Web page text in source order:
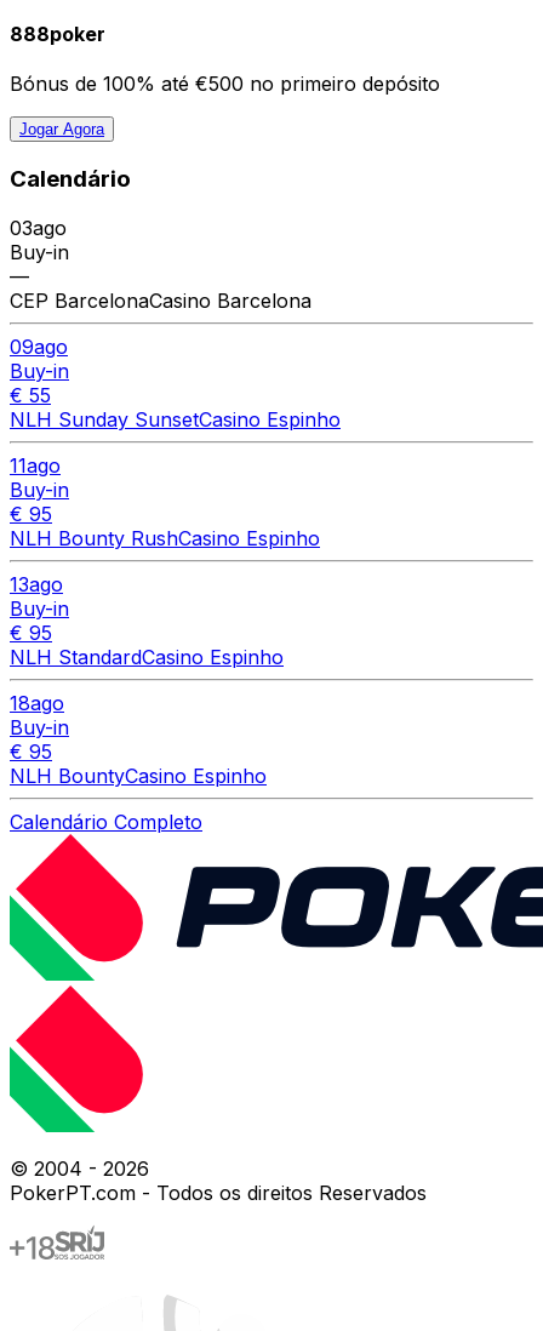
888poker
Bónus de 100% até €500 no primeiro depósito
Jogar Agora
Calendário
03ago
Buy-in
—
CEP BarcelonaCasino Barcelona
09ago
Buy-in
€ 55
NLH Sunday SunsetCasino Espinho
11ago
Buy-in
€ 95
NLH Bounty RushCasino Espinho
13ago
Buy-in
€ 95
NLH StandardCasino Espinho
18ago
Buy-in
€ 95
NLH BountyCasino Espinho
Calendário Completo
© 2004 - 2026
PokerPT.com - Todos os direitos Reservados